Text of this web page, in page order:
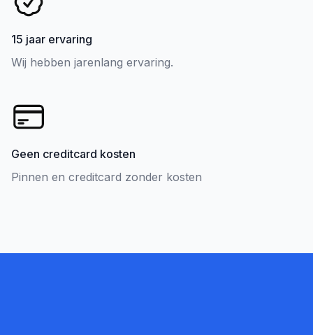
15 jaar ervaring
Wij hebben jarenlang ervaring.
Geen creditcard kosten
Pinnen en creditcard zonder kosten